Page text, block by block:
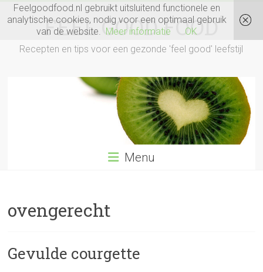
naar
FEEL GOOD FOOD
Recepten en tips voor een gezonde 'feel good' leefstijl
Menu
ovengerecht
Gevulde courgette
Feelgoodfood.nl gebruikt uitsluitend functionele en
analytische cookies, nodig voor een optimaal gebruik
van de website. Meer informatie OK